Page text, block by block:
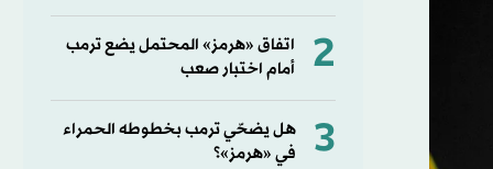
2
اتفاق «هرمز» المحتمل يضع ترمب
أمام اختبار صعب
3
هل يضحّي ترمب بخطوطه الحمراء
في «هرمز»؟